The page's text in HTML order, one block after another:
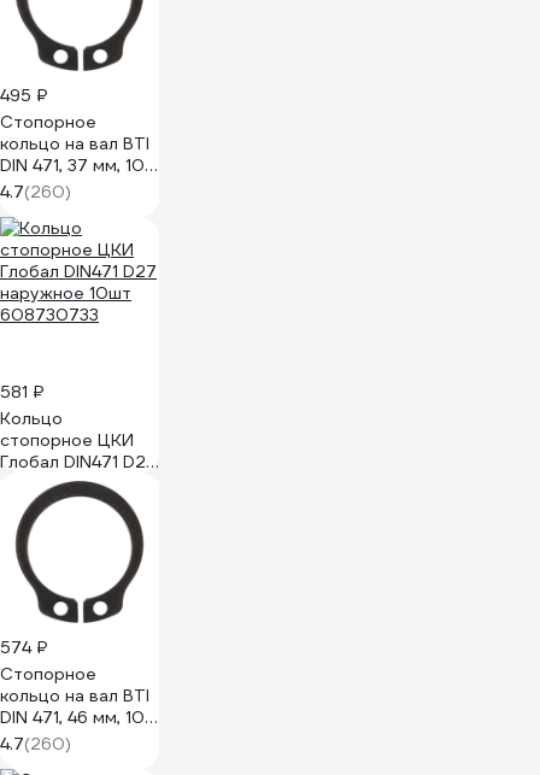
495 ₽
Стопорное
кольцо на вал BTI
DIN 471, 37 мм, 10
шт. 00471 705 37
4.7(260)
581 ₽
Кольцо
стопорное ЦКИ
Глобал DIN471 D27
наружное 10шт
608730733
574 ₽
Стопорное
кольцо на вал BTI
DIN 471, 46 мм, 10
шт. 00471 705 46
4.7(260)